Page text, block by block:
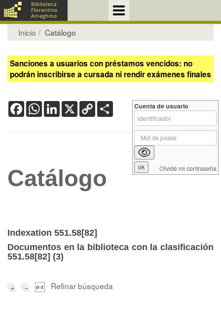
Inicio Catálogo
Sanciones a usuarios con préstamos vencidos: no
podrán inscribirse a cursada ni rendir exámenes finales
FacebookWhatsApp
LinkedIn
X Copy
Link
Catálogo
Indexation 551.58[82]
Documentos en la biblioteca con la clasificación
551.58[82] (3)
Refinar búsqueda
Cuenta de usuario
Olvidé mi contraseña